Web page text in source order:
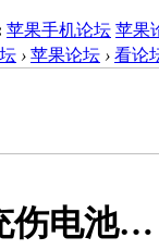
苹果手机论坛 苹果
› 苹果论坛 › 看论
伤电池…